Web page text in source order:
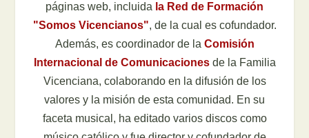
páginas web, incluida la Red de Formación
"Somos Vicencianos", de la cual es cofundador.
Además, es coordinador de la Comisión
Internacional de Comunicacionesde la Familia
Vicenciana, colaborando en la difusión de los
valores y la misión de esta comunidad. En su
faceta musical, ha editado varios discos como